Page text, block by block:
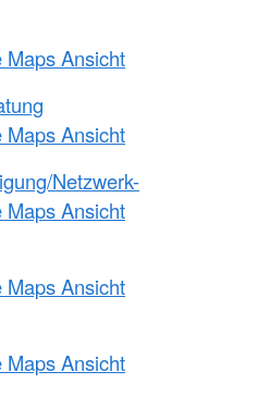
Maps Ansicht
Maps Ansicht
Netzwerk-
Maps Ansicht
Maps Ansicht
Maps Ansicht